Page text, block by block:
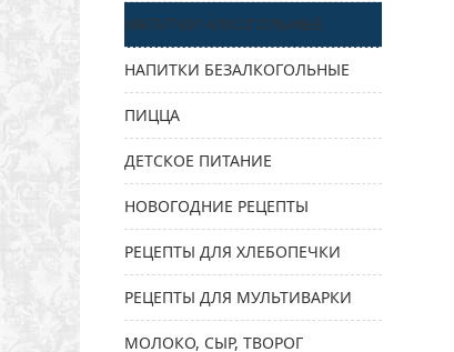
НАПИТКИ АЛКОГОЛЬНЫЕ
НАПИТКИ БЕЗАЛКОГОЛЬНЫЕ
ПИЦЦА
ДЕТСКОЕ ПИТАНИЕ
НОВОГОДНИЕ РЕЦЕПТЫ
РЕЦЕПТЫ ДЛЯ ХЛЕБОПЕЧКИ
РЕЦЕПТЫ ДЛЯ МУЛЬТИВАРКИ
МОЛОКО, СЫР, ТВОРОГ